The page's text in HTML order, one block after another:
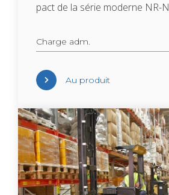
pact de la série moderne NR-
Charge adm.
Au pro­duit